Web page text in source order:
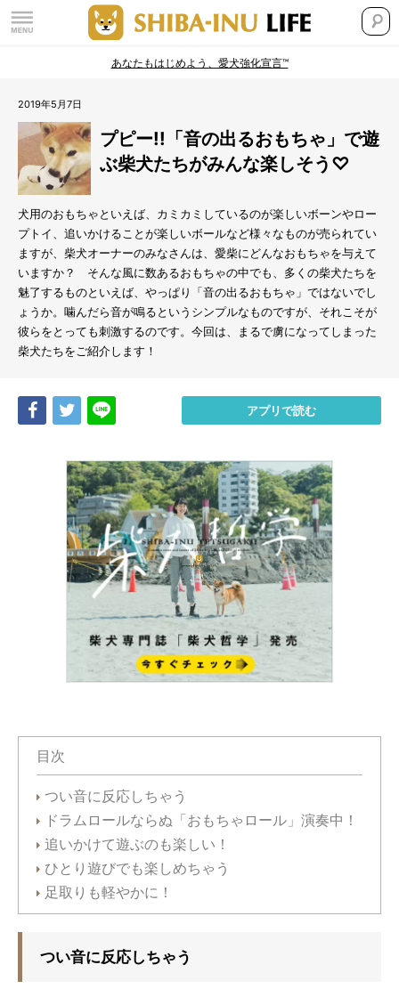
あなたもはじめよう、愛犬強化宣言™
2019年5月7日
プピー!!「音の出るおもちゃ」で遊
ぶ柴犬たちがみんな楽しそう♡
犬用のおもちゃといえば、カミカミしているのが楽しいボーンやロー
プトイ、追いかけることが楽しいボールなど様々なものが売られてい
ますが、柴犬オーナーのみなさんは、愛柴にどんなおもちゃを与えて
いますか？ そんな風に数あるおもちゃの中でも、多くの柴犬たちを
魅了するものといえば、やっぱり「音の出るおもちゃ」ではないでし
ょうか。噛んだら音が鳴るというシンプルなものですが、それこそが
彼らをとっても刺激するのです。今回は、まるで虜になってしまった
柴犬たちをご紹介します！
Share Tweet アプリで読む
目次
つい音に反応しちゃう
ドラムロールならぬ「おもちゃロール」演奏中！
追いかけて遊ぶのも楽しい！
ひとり遊びでも楽しめちゃう
足取りも軽やかに！
つい音に反応しちゃう